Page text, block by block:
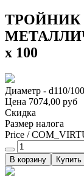
ТРОЙНИК
х 100
Диаметр - d110/100
Цена 7074,00 руб
Скидка
Размер налога
Price /